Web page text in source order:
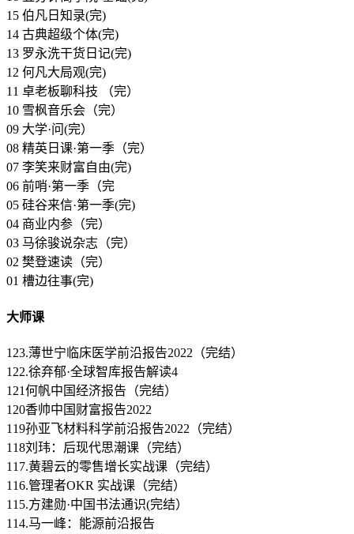
15 伯凡日知录(完)
14 古典超级个体(完)
13 罗永洗干货日记(完)
12 何凡大局观(完)
11 卓老板聊科技 （完）
10 雪枫音乐会（完）
09 大学·问(完）
08 精英日课·第一季（完）
07 李笑来财富自由(完)
06 前哨·第一季（完
05 硅谷来信·第一季(完)
04 商业内参（完）
03 马徐骏说杂志（完）
02 樊登速读（完）
01 槽边往事(完)
大师课
123.薄世宁临床医学前沿报告2022（完结）
122.徐弃郁·全球智库报告解读4
121何帆中国经济报告（完结）
120香帅中国财富报告2022
119孙亚飞材料科学前沿报告2022（完结）
118刘玮：后现代思潮课（完结）
117.黄碧云的零售增长实战课（完结）
116.管理者OKR 实战课（完结）
115.方建勋·中国书法通识(完结）
114.马一峰：能源前沿报告